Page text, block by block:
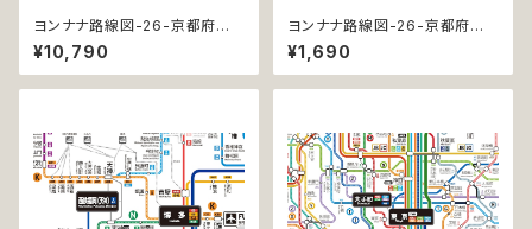
ヨンナナ路線図-26-京都府の
鉄道 (Kyoto / デジタル / PR
O)
¥10,790
ヨンナナ路線図-26-京都府の
鉄道 (Kyoto / デジタル / LT)
¥1,690